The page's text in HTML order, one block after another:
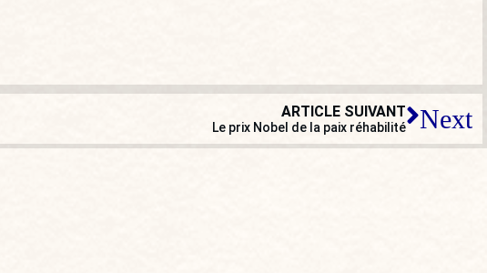
ARTICLE SUIVANT
Le prix Nobel de la paix réhabilité Next